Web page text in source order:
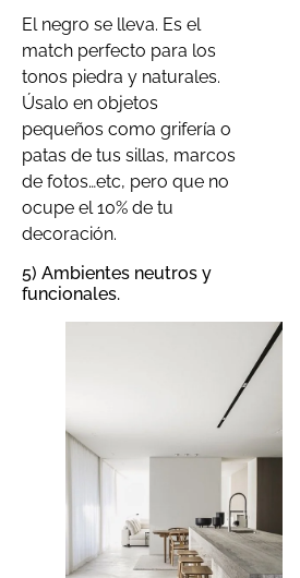
El negro se lleva. Es el
match perfecto para los
tonos piedra y naturales.
Úsalo en objetos
pequeños como grifería o
patas de tus sillas, marcos
de fotos…etc, pero que no
ocupe el 10% de tu
decoración.
5) Ambientes neutros y
funcionales.